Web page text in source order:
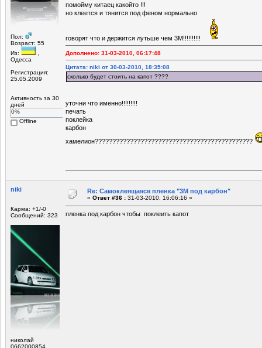
Пол:
Возраст: 55
Из:
Одесса
Регистрация:
25.05.2009
Активность за 30
дней
0%
Offline
помойму китаец какойто !!!
но клеется и тянится под феном нормально
говорят что и держится лутьше чем 3М!!!!!!!!!!
Дополнено: 31-03-2010, 06:17:48
Цитата: niki от 30-03-2010, 18:35:08
сколько будет стоить на капот ????
уточни что именно!!!!!!!!!
печать
поклейка
карбон
хамелион?????????????????????????????????????????????
niki
Карма: +1/-0
Сообщений: 323
николай
0662000854
Re: Самоклеящаяся пленка "3М под карбон"
« Ответ #36 : 31-03-2010, 16:06:16 »
пленка под карбон чтобы поклеить капот